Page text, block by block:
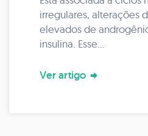
irregulares, alterações
elevados de
insulina. Esse...
Ver artigo